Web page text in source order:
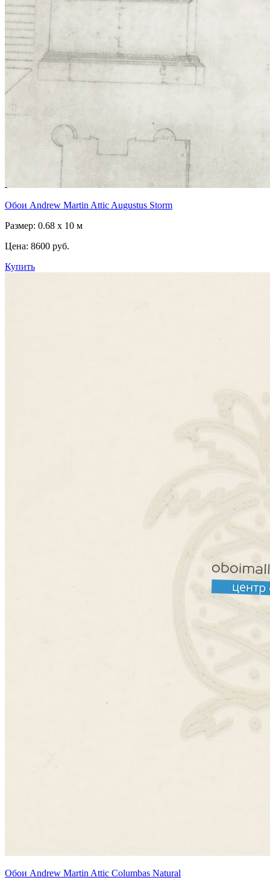
Обои Andrew Martin Attic Augustus Storm
Размер: 0.68 x 10 м
Цена: 8600 руб.
Купить
Обои Andrew Martin Attic Columbas Natural